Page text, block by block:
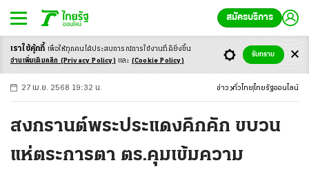
สมัครบริการ
-ก ก ก+
27 เม.ย. 2568 19:32 น. ข่าว ทั่วไทย ไทยรัฐออนไลน์
สงกรานต์พระประแดงคึกคัก ขบวน
แห่ตระการตา ตร.คุมเข้มความ
เราใช้คุ้กกี้ เพื่อให้ทุกคนได้ประสบการณ์การใช้งานที่ดียิ่งขึ้น
อ่านเพิ่มเติมคลิก (Privacy Policy) และ (Cookie Policy)
รับทราบ